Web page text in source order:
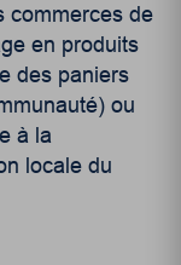
commerces de
en produits
des paniers
ou
à la
locale du